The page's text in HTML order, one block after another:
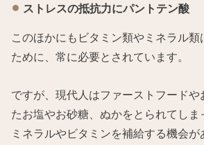
ストレスの抵抗力にパントテン酸
このほかにもビタミン類やミネラル
ために、常に必要とされています。
ですが、現代人はファーストフード
たお塩やお砂糖、ぬかをとられてしま
ミネラルやビタミンを補給する機会